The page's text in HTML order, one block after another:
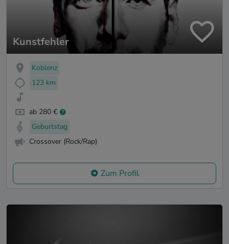
Kunstfehler
Koblenz
123 km
ab 280 €
Geburtstag
Crossover (Rock/Rap)
Zum Profil